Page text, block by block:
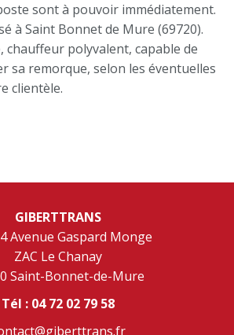
sont à pouvoir immédiatement.
à Saint Bonnet de Mure (69720).
chauffeur polyvalent, capable de
sa remorque, selon les éventuelles
clientèle.
GIBERTTRANS
Avenue Gaspard Monge
ZAC Le Chanay
Saint-Bonnet-de-Mure
Tél : 04 72 02 79 58